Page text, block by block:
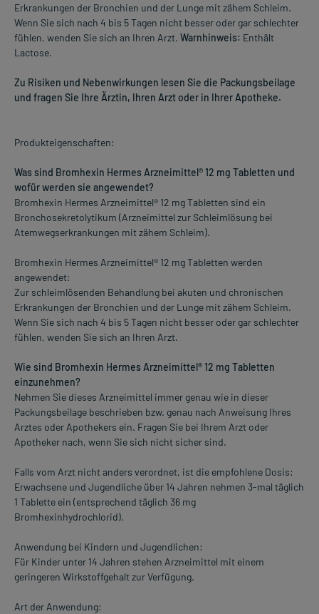
Erkrankungen der Bronchien und der Lunge mit zähem Schleim.
Wenn Sie sich nach 4 bis 5 Tagen nicht besser oder gar schlechter
fühlen, wenden Sie sich an Ihren Arzt. Warnhinweis: Enthält
Lactose.
Zu Risiken und Nebenwirkungen lesen Sie die Packungsbeilage
und fragen Sie Ihre Ärztin, Ihren Arzt oder in Ihrer Apotheke.
Produkteigenschaften:
Was sind Bromhexin Hermes Arzneimittel® 12 mg Tabletten und
wofür werden sie angewendet?
Bromhexin Hermes Arzneimittel® 12 mg Tabletten sind ein
Bronchosekretolytikum (Arzneimittel zur Schleimlösung bei
Atemwegserkrankungen mit zähem Schleim).
Bromhexin Hermes Arzneimittel® 12 mg Tabletten werden
angewendet:
Zur schleimlösenden Behandlung bei akuten und chronischen
Erkrankungen der Bronchien und der Lunge mit zähem Schleim.
Wenn Sie sich nach 4 bis 5 Tagen nicht besser oder gar schlechter
fühlen, wenden Sie sich an Ihren Arzt.
Wie sind Bromhexin Hermes Arzneimittel® 12 mg Tabletten
einzunehmen?
Nehmen Sie dieses Arzneimittel immer genau wie in dieser
Packungsbeilage beschrieben bzw. genau nach Anweisung Ihres
Arztes oder Apothekers ein. Fragen Sie bei Ihrem Arzt oder
Apotheker nach, wenn Sie sich nicht sicher sind.
Falls vom Arzt nicht anders verordnet, ist die empfohlene Dosis:
Erwachsene und Jugendliche über 14 Jahren nehmen 3-mal täglich
1 Tablette ein (entsprechend täglich 36 mg
Bromhexinhydrochlorid).
Anwendung bei Kindern und Jugendlichen:
Für Kinder unter 14 Jahren stehen Arzneimittel mit einem
geringeren Wirkstoffgehalt zur Verfügung.
Art der Anwendung: